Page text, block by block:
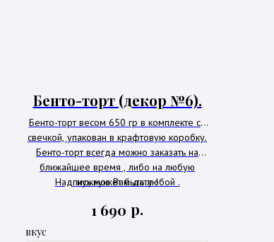
Бенто-торт (декор №6).
Бенто-торт весом 650 гр в комплекте со
свечкой, упакован в крафтовую коробку.
Бенто-торт всегда можно заказать на
ближайшее время , либо на любую
нужную Вам дату !
Надпись может быть любой .
1 690 р.
вкус